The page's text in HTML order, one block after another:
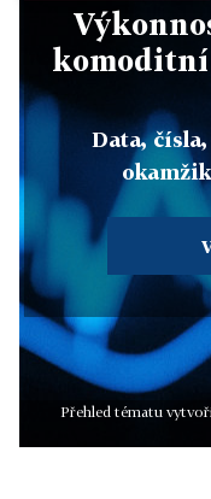
komoditní
Data,
Přehled tématu